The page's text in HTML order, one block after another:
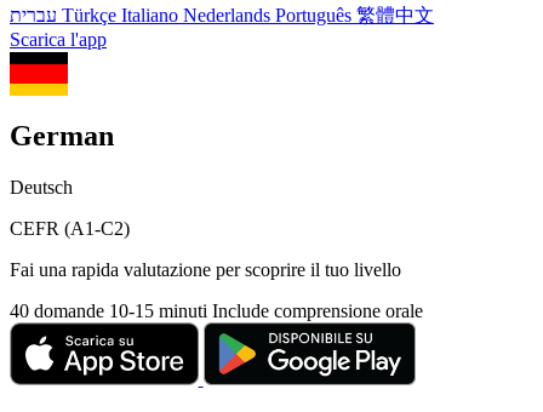
Türkçe Italiano Nederlands Português 繁體中文
Scarica l'app
German
Deutsch
CEFR (A1-C2)
Fai una rapida valutazione per scoprire il tuo livello
40 domande 10-15 minuti Include comprensione orale